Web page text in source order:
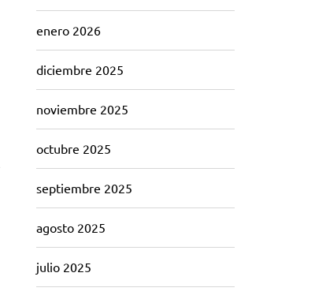
enero 2026
diciembre 2025
noviembre 2025
octubre 2025
septiembre 2025
agosto 2025
julio 2025